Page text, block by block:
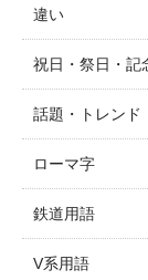
違い
祝日・祭日・記
話題・トレンド
ローマ字
鉄道用語
V系用語